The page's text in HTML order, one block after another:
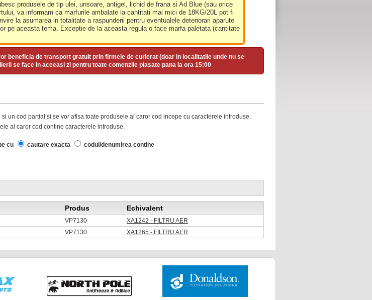
produsele de tip ulei, unsoare, antigel, lichid de frana si Ad Blue (sau orice
va informam ca marfurile ambalate la cantitati mai mici de 18KG/20L pot fi
la asumarea in totalitate a raspunderii pentru eventualele deteriorari aparute
pe aceasta tema. Exceptie de la aceasta regula o face marfa paletata (cantitate
beneficia de transport gratuit prin firmele de curierat (doar in localitatile unde nu se
se face in aceeasi zi pentru toate comenzile plasate pana la ora 15:00
un cod partial si se vor afisa toate produsele al caror cod incepe cu caracterele introduse.
al caror cod contine caracterele introduse.
cu cautare exacta codul/denumirea contine
Produs Echivalent
VP7130
XA1242 - FILTRU AER
VP7130 XA1265 - FILTRU AER